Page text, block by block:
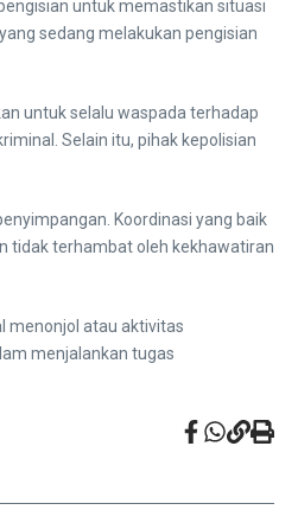
untuk memastikan situasi
sedang melakukan pengisian
untuk selalu waspada terhadap
Selain itu, pihak kepolisian
Koordinasi yang baik
tidak terhambat oleh kekhawatiran
menonjol atau aktivitas
menjalankan tugas